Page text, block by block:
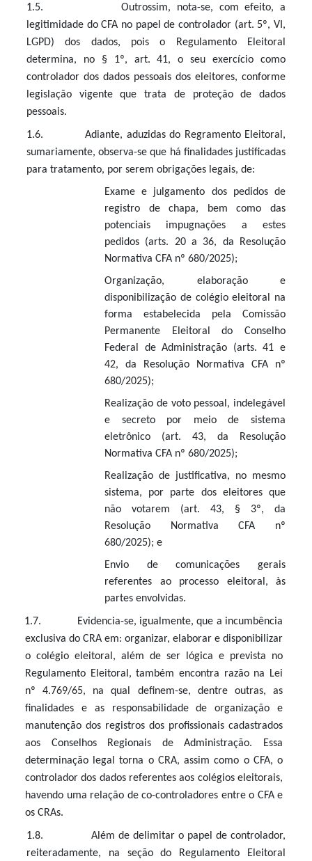
1.5. Outrossim, nota-se, com efeito, a
legitimidade do CFA no papel de controlador (art. 5º, VI,
LGPD) dos dados, pois o Regulamento Eleitoral
determina, no § 1º, art. 41, o seu exercício como
controlador dos dados pessoais dos eleitores, conforme
legislação vigente que trata de proteção de dados
pessoais.
1.6. Adiante, aduzidas do Regramento Eleitoral,
sumariamente, observa-se que há finalidades justificadas
para tratamento, por serem obrigações legais, de:
Exame e julgamento dos pedidos de
registro de chapa, bem como das
potenciais impugnações a estes
pedidos (arts. 20 a 36, da Resolução
Normativa CFA nº 680/2025);
Organização, elaboração e
disponibilização de colégio eleitoral na
forma estabelecida pela Comissão
Permanente Eleitoral do Conselho
Federal de Administração (arts. 41 e
42, da Resolução Normativa CFA nº
680/2025);
Realização de voto pessoal, indelegável
e secreto por meio de sistema
eletrônico (art. 43, da Resolução
Normativa CFA nº 680/2025);
Realização de justificativa, no mesmo
sistema, por parte dos eleitores que
não votarem (art. 43, § 3º, da
Resolução Normativa CFA nº
680/2025); e
Envio de comunicações gerais
referentes ao processo eleitoral, às
partes envolvidas.
1.7. Evidencia-se, igualmente, que a incumbência
exclusiva do CRA em: organizar, elaborar e disponibilizar
o colégio eleitoral, além de ser lógica e prevista no
Regulamento Eleitoral, também encontra razão na Lei
nº 4.769/65, na qual definem-se, dentre outras, as
finalidades e as responsabilidade de organização e
manutenção dos registros dos profissionais cadastrados
aos Conselhos Regionais de Administração. Essa
determinação legal torna o CRA, assim como o CFA, o
controlador dos dados referentes aos colégios eleitorais,
havendo uma relação de co-controladores entre o CFA e
os CRAs.
1.8. Além de delimitar o papel de controlador,
reiteradamente, na seção do Regulamento Eleitoral